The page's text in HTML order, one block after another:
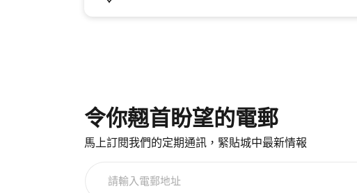
令你翹首盼望的電郵
馬上訂閱我們的定期通訊，緊貼城中最新情報